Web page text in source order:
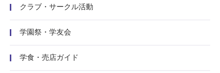
クラブ・サークル活動
学園祭・学友会
学食・売店ガイド